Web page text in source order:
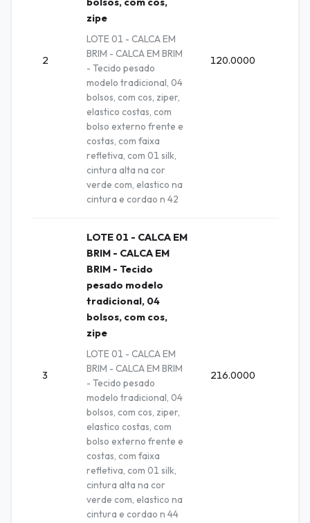
2
zipe
LOTE 01 - CALCA EM
BRIM - CALCA EM BRIM
- Tecido pesado
modelo tradicional, 04
bolsos, com cos, ziper,
elastico costas, com
bolso externo frente e
costas, com faixa
refletiva, com 01 silk,
cintura alta na cor
verde com, elastico na
cintura e cordao n 42
120.0000
3
LOTE 01 - CALCA EM
BRIM - CALCA EM
BRIM - Tecido
pesado modelo
tradicional, 04
bolsos, com cos,
zipe
LOTE 01 - CALCA EM
BRIM - CALCA EM BRIM
- Tecido pesado
modelo tradicional, 04
bolsos, com cos, ziper,
elastico costas, com
bolso externo frente e
costas, com faixa
refletiva, com 01 silk,
cintura alta na cor
verde com, elastico na
cintura e cordao n 44
216.0000